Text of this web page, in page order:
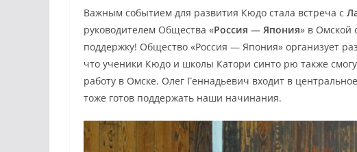
Важным событием для развития Кюдо стала встреча с
руководителем Общества «Россия — Япония» в Омской
поддержку! Общество «Россия — Япония» организует
что ученики Кюдо и школы Катори синто рю также
работу в Омске. Олег Геннадьевич входит в
тоже готов поддержать наши начинания.